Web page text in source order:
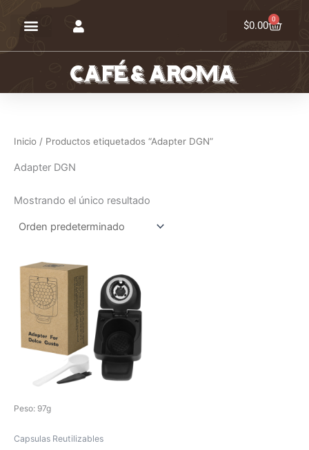
$0.00 0
Carrito
Inicio / Productos etiquetados “Adapter DGN”
Adapter DGN
Mostrando el único resultado
Peso: 97g
Capsulas Reutilizables